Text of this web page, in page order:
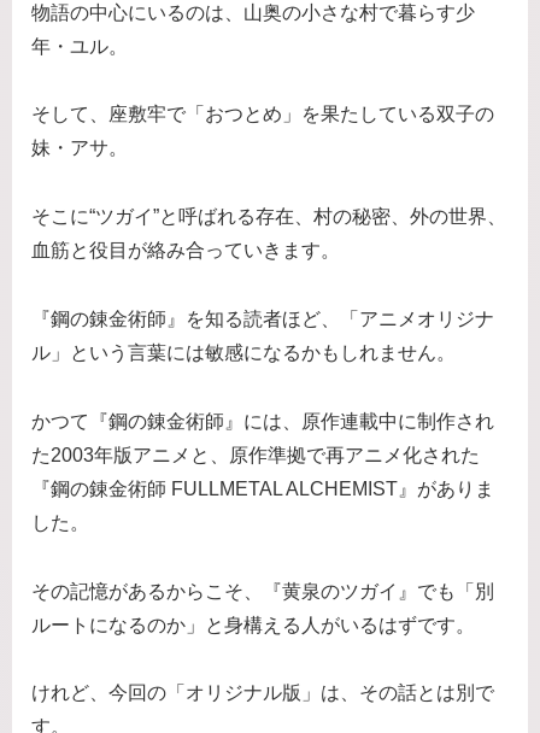
物語の中心にいるのは、山奥の小さな村で暮らす少
年・ユル。
そして、座敷牢で「おつとめ」を果たしている双子の
妹・アサ。
そこに“ツガイ”と呼ばれる存在、村の秘密、外の世界、
血筋と役目が絡み合っていきます。
『鋼の錬金術師』を知る読者ほど、「アニメオリジナ
ル」という言葉には敏感になるかもしれません。
かつて『鋼の錬金術師』には、原作連載中に制作され
た2003年版アニメと、原作準拠で再アニメ化された
『鋼の錬金術師 FULLMETAL ALCHEMIST』がありま
した。
その記憶があるからこそ、『黄泉のツガイ』でも「別
ルートになるのか」と身構える人がいるはずです。
けれど、今回の「オリジナル版」は、その話とは別で
す。